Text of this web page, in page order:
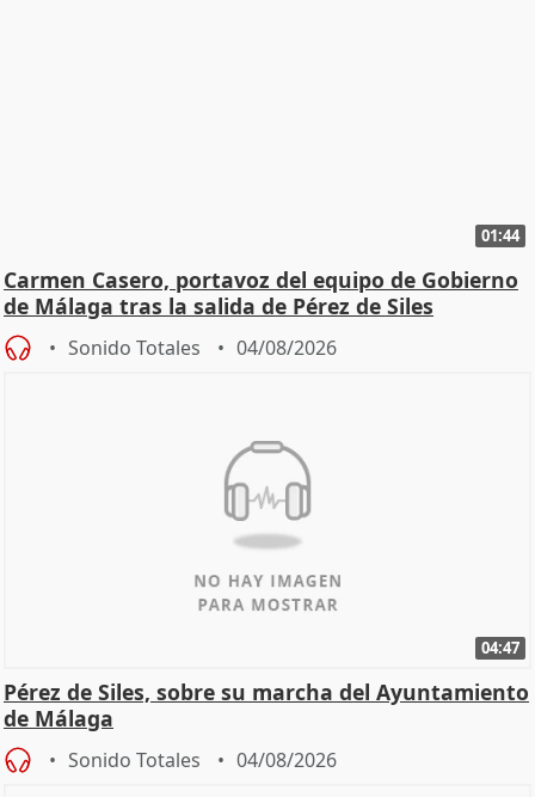
01:44
Carmen Casero, portavoz del equipo de Gobierno
de Málaga tras la salida de Pérez de Siles
Sonido Totales 04/08/2026
04:47
Pérez de Siles, sobre su marcha del Ayuntamiento
de Málaga
Sonido Totales 04/08/2026